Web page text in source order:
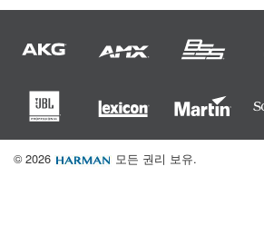
© 2026 모든 권리 보유.